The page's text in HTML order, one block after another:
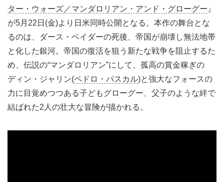
ター・ウォーズ／マンダロリアン・アンド・グローグー 』
が5月22日(金)より日米同時公開となる。本作の舞台とな
るのは、ダース・ベイダーの死後、帝国が崩壊し無法地帯
と化した銀河。帝国の復活を狙う新たな戦争を阻止するた
め、伝説の“マンダロリアン”にして、孤高の賞金稼ぎの
ディン・ジャリン(ペドロ・パスカル)と強大なフォースの
力に目覚めつつある子どもグローグー、父子のような絆で
結ばれた2人の壮大な冒険が描かれる。